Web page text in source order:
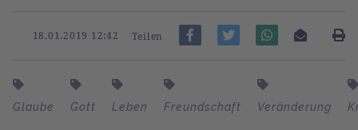
18.01.2019 12:42 Teilen
Glaube Gott Leben Freundschaft Veränderung